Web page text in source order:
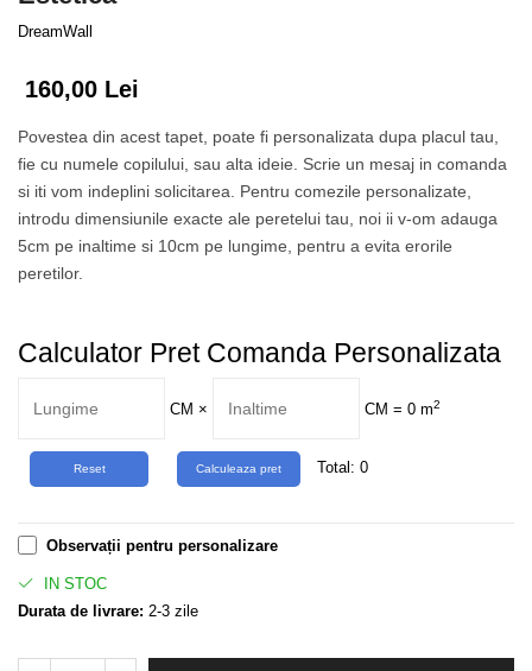
Watercolor
DreamWall
160,00 Lei
Povestea din acest tapet, poate fi personalizata dupa placul tau,
fie cu numele copilului, sau alta ideie. Scrie un mesaj in comanda
si iti vom indeplini solicitarea. Pentru comezile personalizate,
introdu dimensiunile exacte ale peretelui tau, noi ii v-om adauga
5cm pe inaltime si 10cm pe lungime, pentru a evita erorile
peretilor.
Calculator Pret Comanda Personalizata
CM × CM = 0 m2
Total: 0
Observații pentru personalizare
IN STOC
Durata de livrare: 2-3 zile